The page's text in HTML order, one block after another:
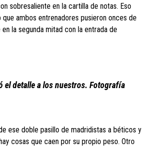
sobresaliente en la cartilla de notas. Eso
ambos entrenadores pusieron onces de
la segunda mitad con la entrada de
el detalle a los nuestros. Fotografía
ese doble pasillo de madridistas a béticos y
cosas que caen por su propio peso. Otro